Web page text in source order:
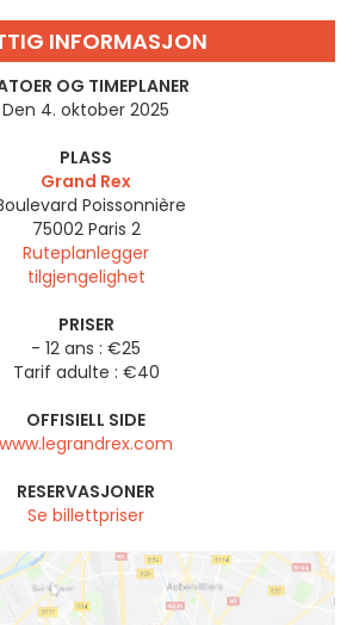
INFORMASJON
OG TIMEPLANER
Den 4. oktober 2025
PLASS
Grand Rex
Poissonnière
75002 Paris 2
Ruteplanlegger
tilgjengelighet
PRISER
- 12 ans : €25
Tarif adulte : €40
OFFISIELL SIDE
www.legrandrex.com
RESERVASJONER
Se billettpriser